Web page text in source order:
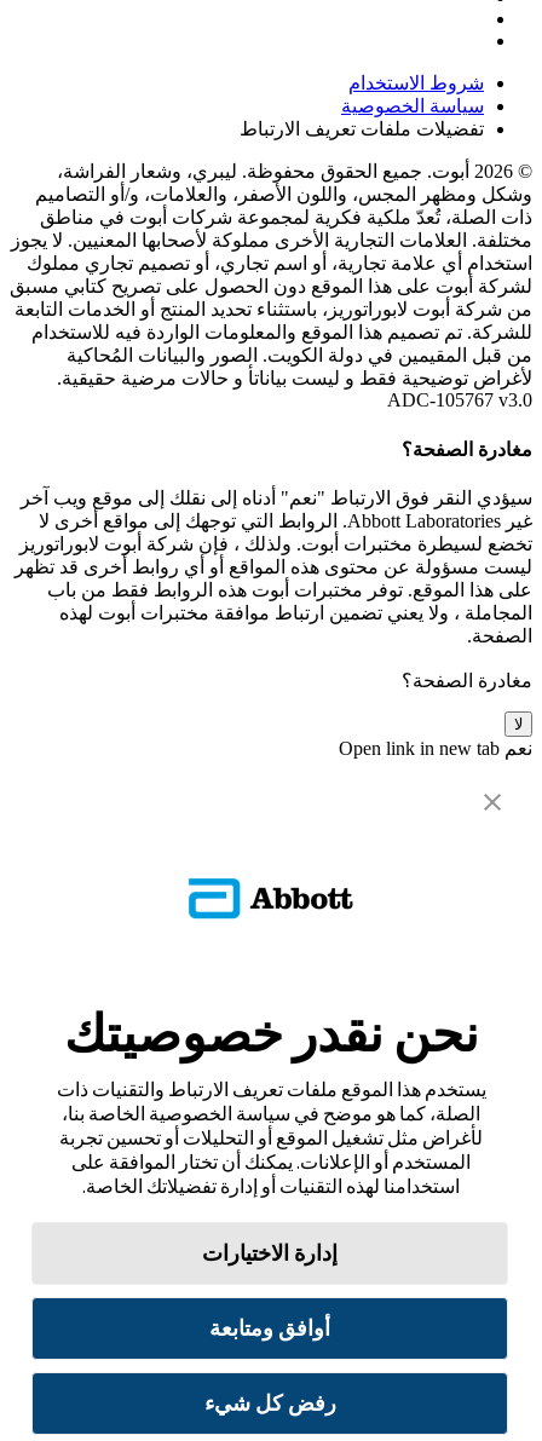
شروط الاستخدام
سياسة الخصوصية
تفضيلات ملفات تعريف الارتباط
© 2026 أبوت. جميع الحقوق محفوظة. ليبري، وشعار الفراشة،
وشكل ومظهر المجس، واللون الأصفر، والعلامات، و/أو التصاميم
ذات الصلة، تُعدّ ملكية فكرية لمجموعة شركات أبوت في مناطق
مختلفة. العلامات التجارية الأخرى مملوكة لأصحابها المعنيين. لا يجوز
استخدام أي علامة تجارية، أو اسم تجاري، أو تصميم تجاري مملوك
لشركة أبوت على هذا الموقع دون الحصول على تصريح كتابي مسبق
من شركة أبوت لابوراتوريز، باستثناء تحديد المنتج أو الخدمات التابعة
للشركة. تم تصميم هذا الموقع والمعلومات الواردة فيه للاستخدام
من قبل المقيمين في دولة الكويت. الصور والبيانات المُحاكية
لأغراض توضيحية فقط و ليست بياناتأ و حالات مرضية حقيقية.
ADC-105767 v3.0
مغادرة الصفحة؟
سيؤدي النقر فوق الارتباط "نعم" أدناه إلى نقلك إلى موقع ويب آخر
غير Abbott Laboratories. الروابط التي توجهك إلى مواقع أخرى لا
تخضع لسيطرة مختبرات أبوت. ولذلك ، فإن شركة أبوت لابوراتوريز
ليست مسؤولة عن محتوى هذه المواقع أو أي روابط أخرى قد تظهر
على هذا الموقع. توفر مختبرات أبوت هذه الروابط فقط من باب
المجاملة ، ولا يعني تضمين ارتباط موافقة مختبرات أبوت لهذه
الصفحة.
مغادرة الصفحة؟
لا
نعم Open link in new tab
نحن نقدر خصوصيتك
يستخدم هذا الموقع ملفات تعريف الارتباط والتقنيات ذات
الصلة، كما هو موضح في سياسة الخصوصية الخاصة بنا،
لأغراض مثل تشغيل الموقع أو التحليلات أو تحسين تجربة
المستخدم أو الإعلانات. يمكنك أن تختار الموافقة على
استخدامنا لهذه التقنيات أو إدارة تفضيلاتك الخاصة.
إدارة الاختيارات
أوافق ومتابعة
رفض كل شيء